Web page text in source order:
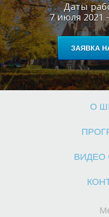
Даты
7 июля 2021
ЗАЯВКА
О
ВИДЕО